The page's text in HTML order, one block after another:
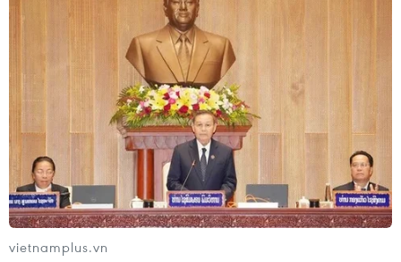
TIN LIÊN QUAN
vietnamplus.vn